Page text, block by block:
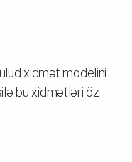
xidmət modelini
bu xidmətləri öz